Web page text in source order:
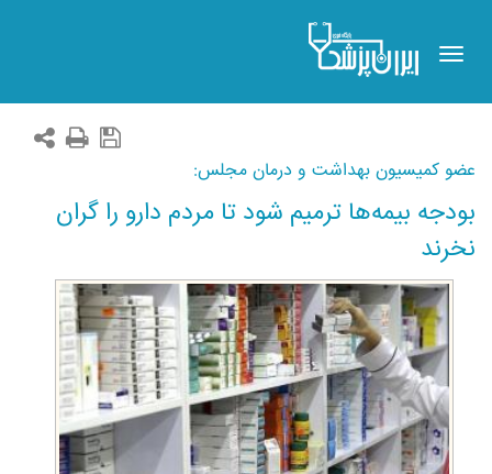
Toggle
navigation
عضو کمیسیون بهداشت و درمان مجلس:
بودجه بیمه‌ها ترمیم شود تا مردم دارو را گران
نخرند